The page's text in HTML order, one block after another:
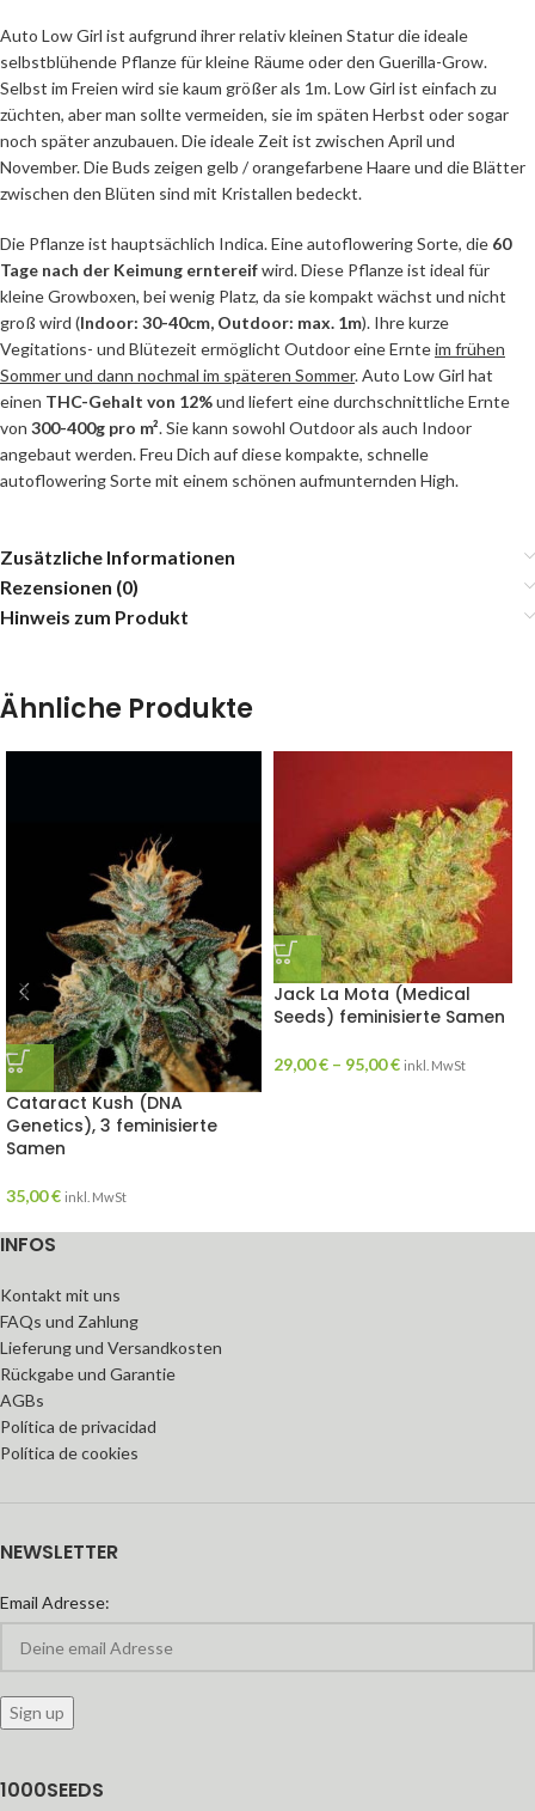
Auto Low Girl ist aufgrund ihrer relativ kleinen Statur die ideale
selbstblühende Pflanze für kleine Räume oder den Guerilla-Grow.
Selbst im Freien wird sie kaum größer als 1m. Low Girl ist einfach zu
züchten, aber man sollte vermeiden, sie im späten Herbst oder sogar
noch später anzubauen. Die ideale Zeit ist zwischen April und
November. Die Buds zeigen gelb / orangefarbene Haare und die Blätter
zwischen den Blüten sind mit Kristallen bedeckt.
Die Pflanze ist hauptsächlich Indica. Eine autoflowering Sorte, die 60
Tage nach der Keimung erntereifwird. Diese Pflanze ist ideal für
kleine Growboxen, bei wenig Platz, da sie kompakt wächst und nicht
groß wird (Indoor: 30-40cm, Outdoor: max. 1m). Ihre kurze
Vegitations- und Blütezeit ermöglicht Outdoor eine Ernteim frühen
Sommer und dann nochmal im späteren Sommer. Auto Low Girl hat
einen THC-Gehalt von 12%und liefert eine durchschnittliche Ernte
von 300-400g pro m². Sie kann sowohl Outdoor als auch Indoor
angebaut werden. Freu Dich auf diese kompakte, schnelle
autoflowering Sorte mit einem schönen aufmunternden High.
Zusätzliche Informationen
Rezensionen (0)
Hinweis zum Produkt
Ähnliche Produkte
Cataract Kush (DNA
Genetics), 3 feminisierte
Samen
35,00€ inkl. MwSt
Jack La Mota (Medical
Seeds) feminisierte Samen
29,00€ – 95,00€ inkl. MwSt
INFOS
Kontakt mit uns
FAQs und Zahlung
Lieferung und Versandkosten
Rückgabe und Garantie
AGBs
Política de privacidad
Política de cookies
NEWSLETTER
Email Adresse:
1000SEEDS